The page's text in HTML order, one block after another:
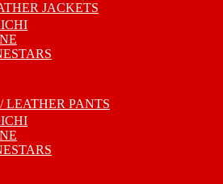
JACKETS
LEATHER PANTS
LEATHER PANTS